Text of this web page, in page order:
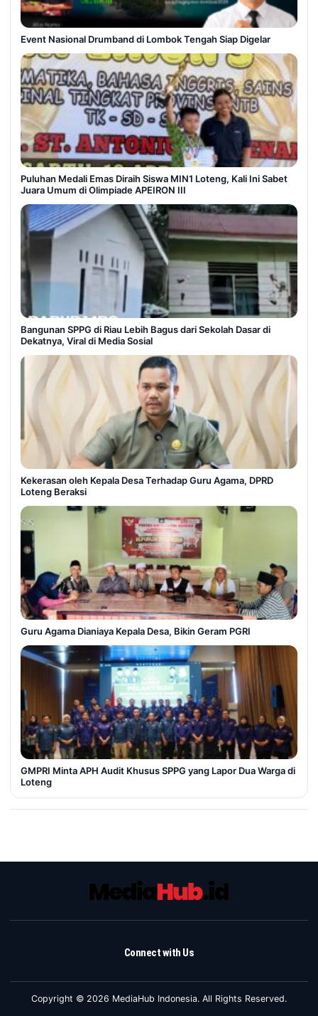
Event Nasional Drumband di Lombok Tengah Siap Digelar
Puluhan Medali Emas Diraih Siswa MIN1 Loteng, Kali Ini Sabet
Juara Umum di Olimpiade APEIRON III
Bangunan SPPG di Riau Lebih Bagus dari Sekolah Dasar di
Dekatnya, Viral di Media Sosial
Kekerasan oleh Kepala Desa Terhadap Guru Agama, DPRD
Loteng Beraksi
Guru Agama Dianiaya Kepala Desa, Bikin Geram PGRI
GMPRI Minta APH Audit Khusus SPPG yang Lapor Dua Warga di
Loteng
Connect with Us
Copyright © 2026 MediaHub Indonesia. All Rights Reserved.